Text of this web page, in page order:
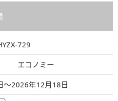
729
エコノミー
～2026年12月18日